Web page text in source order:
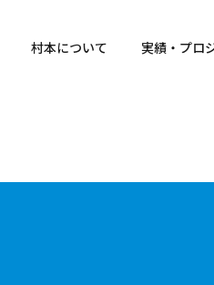
村本について 実績・プロ